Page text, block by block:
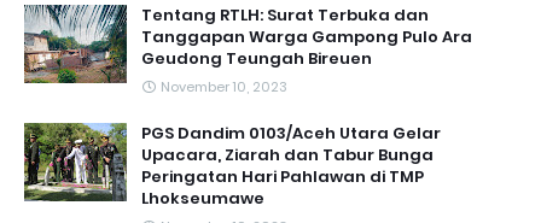
Tentang RTLH: Surat Terbuka dan
Tanggapan Warga Gampong Pulo Ara
Geudong Teungah Bireuen
November 10, 2023
PGS Dandim 0103/Aceh Utara Gelar
Upacara, Ziarah dan Tabur Bunga
Peringatan Hari Pahlawan di TMP
Lhokseumawe